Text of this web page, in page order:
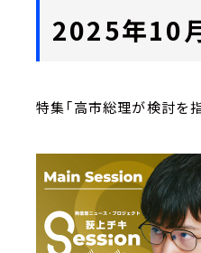
2025年10
特集「高市総理が検討を